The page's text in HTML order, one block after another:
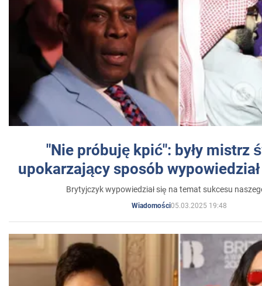
"Nie próbuję kpić": były mistrz
upokarzający sposób
Brytyjczyk wypowiedział się na temat sukcesu
Wiadomości05.03.2025 19:48